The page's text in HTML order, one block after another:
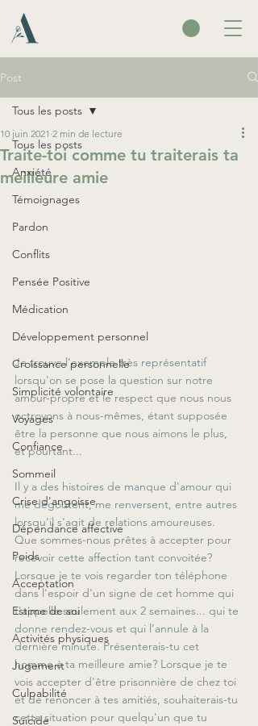
Post
Tous les posts
Anxiété
Témoignages
Pardon
Conflits
Pensée Positive
Médication
Développement personnel
Croissance personnelle
Simplicité volontaire
Voyages
Confiance
Sommeil
Crise d'angoisse
Dépendance affective
Poids
Acceptation
Estime de soi
Activités physiques
Jugement
Culpabilité
Suicide
Tous les posts
Traite-toi comme tu traiterais ta
meilleure amie
10 juin 2021 2 min de lecture
Je trouve l'exemple très représentatif
lorsqu'on se pose la question sur notre
amour-propre et le respect que nous nous
octroyons à nous-mêmes, étant supposée
être la personne que nous aimons le plus,
et pourtant...
Il y a des histoires de manque d'amour qui
me dégoûtent, me renversent, entre autres
lorsqu'il s'agit de relations amoureuses.
Que sommes-nous prêtes à accepter pour
recevoir cette affection tant convoitée?
Lorsque je te vois regarder ton téléphone
dans l'espoir d'un signe de cet homme qui
t'appelle seulement aux 2 semaines... qui te
donne rendez-vous et qui l’annule à la
dernière minute. Présenterais-tu cet
homme à ta meilleure amie? Lorsque je te
vois accepter d'être prisonnière de chez toi
et de renoncer à tes amitiés, souhaiterais-tu
cette situation pour quelqu'un que tu